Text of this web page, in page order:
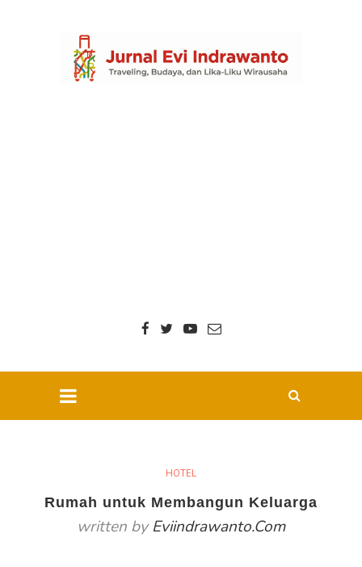
HOTEL
Rumah untuk Membangun Keluarga
written byEviindrawanto.com